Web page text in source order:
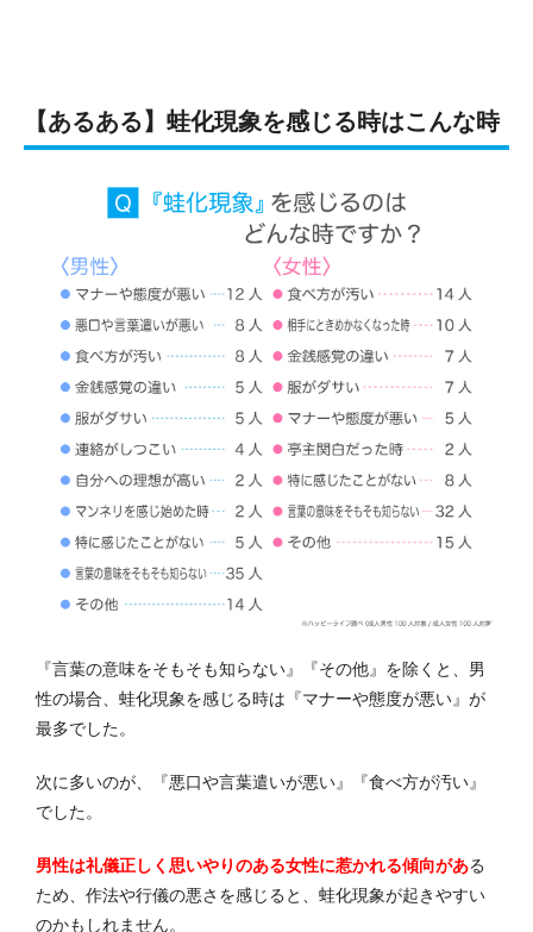
【あるある】蛙化現象を感じる時はこんな時
『言葉の意味をそもそも知らない』『その他』を除くと、男
性の場合、蛙化現象を感じる時は『マナーや態度が悪い』が
最多でした。
次に多いのが、『悪口や言葉遣いが悪い』『食べ方が汚い』
でした。
男性は礼儀正しく思いやりのある女性に惹かれる傾向がある
ため、作法や行儀の悪さを感じると、蛙化現象が起きやすい
のかもしれません。